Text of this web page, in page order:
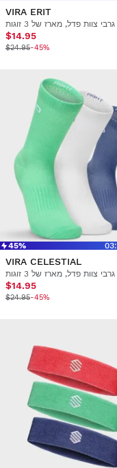
VIRA ERIT
גרבי צוות פדל, מארז של 3 זוגות
$14.95
$24.95-45%
45% 03:
VIRA CELESTIAL
גרבי צוות פדל, מארז של 3 זוגות
$14.95
$24.95-45%